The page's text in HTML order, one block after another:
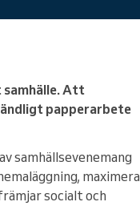
samhälle. Att
papperarbete
maximera
socialt och